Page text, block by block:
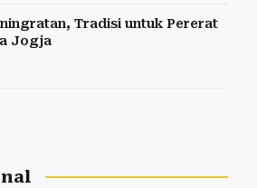
Tradisi untuk Pererat
Jogja